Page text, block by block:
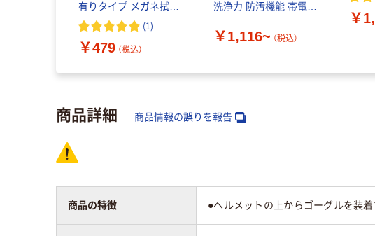
有りタイプ メガネ拭き
保護メガネ 個包装
(1)
￥479 （税込）
洗浄力 防汚機能 帯電防
￥1,116~ （税込）
￥
商品詳細 商品情報の誤りを報告
商品の特徴 ●ヘルメットの上からゴーグルを装